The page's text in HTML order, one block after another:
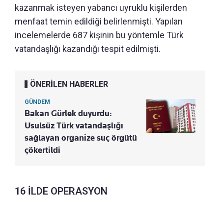
kazanmak isteyen yabancı uyruklu kişilerden
menfaat temin edildiği belirlenmişti. Yapılan
incelemelerde 687 kişinin bu yöntemle Türk
vatandaşlığı kazandığı tespit edilmişti.
ÖNERİLEN HABERLER
GÜNDEM
Bakan Gürlek duyurdu:
Usulsüz Türk vatandaşlığı
sağlayan organize suç örgütü
çökertildi
16 İLDE OPERASYON